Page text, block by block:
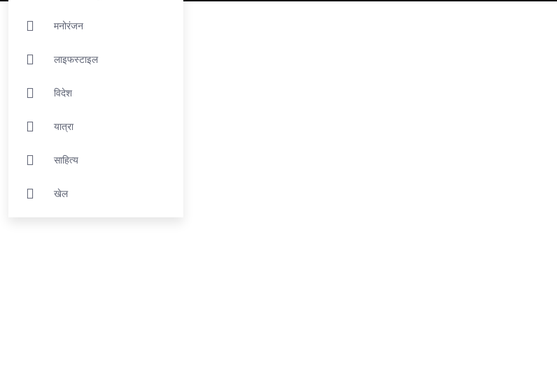
मनोरंजन
लाइफस्‍टाइल
विदेश
यात्रा
साहित्य
खेल